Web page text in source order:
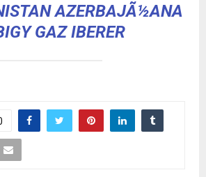
AZERBAJÃ½ANA
GAZ IBERER